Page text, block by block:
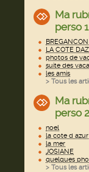
Ma
perso 1
BREGANCON
LA COTE
photos de
suite des
les amis
> Tous les
Ma
perso 2
noel
la cote d azur
la mer
JOSIANE
quelques
> Tous les